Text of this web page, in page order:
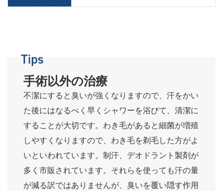
手術以外の治療
不潔にすると臭いが強くなりますので、汗をかい
た後にはなるべく早くシャワーを浴びて、清潔に
することが大切です。わき毛があると細菌が増殖
しやすくなりますので、わき毛を剃毛した方がよ
いといわれています。制汗、デオドラント製剤が
多く市販されています。それらを使っても汗の量
が減る訳ではありませんが、臭いを覆い隠す作用